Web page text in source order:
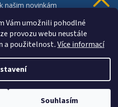
Vám umožnili pohodlné
provozu webu neustále
a použitelnost.Více informací
Souhlasím
. Všechna práva vyhrazena.
cookies
našim novinkám
a slevu
u nás v bezpečí.